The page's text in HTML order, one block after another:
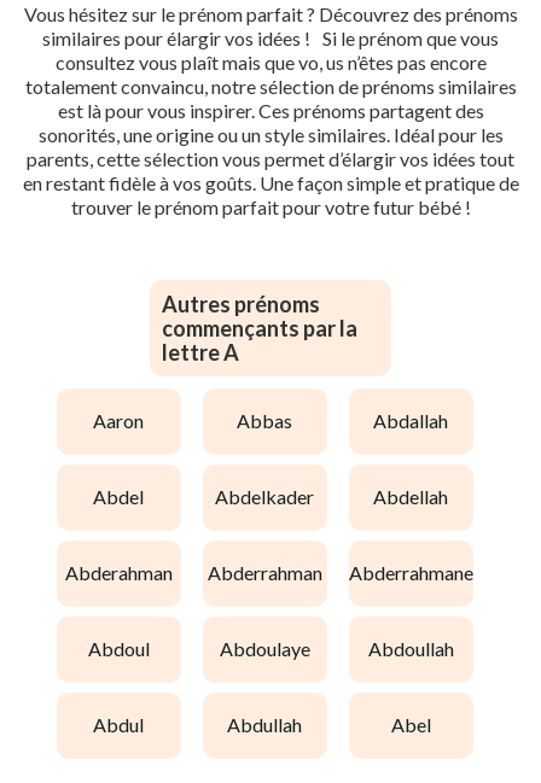
Vous hésitez sur le prénom parfait ? Découvrez des prénoms
similaires pour élargir vos idées ! Si le prénom que vous
consultez vous plaît mais que vo, us n’êtes pas encore
totalement convaincu, notre sélection de prénoms similaires
est là pour vous inspirer. Ces prénoms partagent des
sonorités, une origine ou un style similaires. Idéal pour les
parents, cette sélection vous permet d’élargir vos idées tout
en restant fidèle à vos goûts. Une façon simple et pratique de
trouver le prénom parfait pour votre futur bébé !
Autres prénoms
commençants par la
lettre A
aaron abbas abdallah
abdel abdelkader abdellah
abderahman abderrahman abderrahmane
abdoul abdoulaye abdoullah
abdul abdullah abel